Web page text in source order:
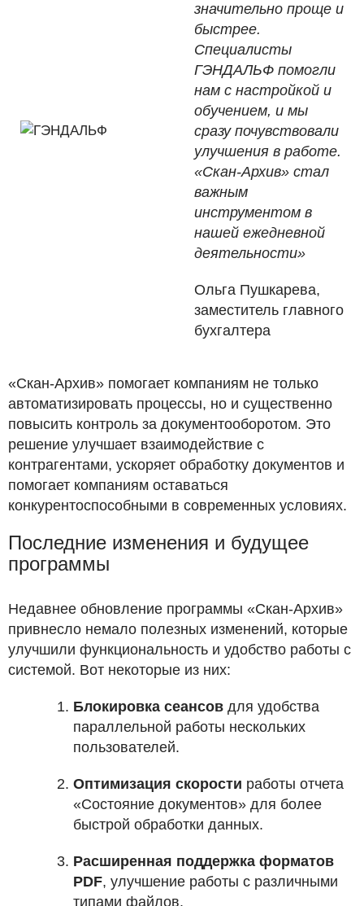
значительно проще и
быстрее.
Специалисты
ГЭНДАЛЬФ помогли
нам с настройкой и
обучением, и мы
сразу почувствовали
улучшения в работе.
«Скан-Архив» стал
важным
инструментом в
нашей ежедневной
деятельности»
Ольга Пушкарева,
заместитель главного
бухгалтера
«Скан-Архив» помогает компаниям не только
автоматизировать процессы, но и существенно
повысить контроль за документооборотом. Это
решение улучшает взаимодействие с
контрагентами, ускоряет обработку документов и
помогает компаниям оставаться
конкурентоспособными в современных условиях.
Последние изменения и будущее
программы
Недавнее обновление программы «Скан-Архив»
привнесло немало полезных изменений, которые
улучшили функциональность и удобство работы с
системой. Вот некоторые из них:
Блокировка сеансов для удобства
параллельной работы нескольких
пользователей.
Оптимизация скорости работы отчета
«Состояние документов» для более
быстрой обработки данных.
Расширенная поддержка форматов
PDF, улучшение работы с различными
типами файлов.